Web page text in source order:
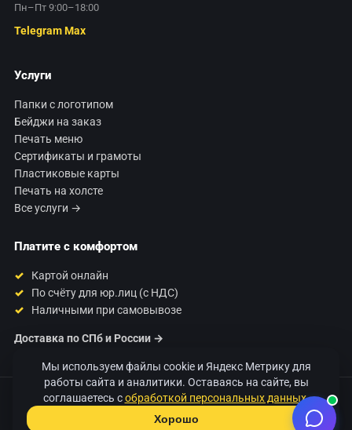
Пн–Пт 9:00–18:00
TelegramMax
Услуги
Папки с логотипом
Бейджи на заказ
Печать меню
Сертификаты и грамоты
Пластиковые карты
Печать на холсте
Все услуги →
Платите с комфортом
Картой онлайн
По счёту для юр.лиц (с НДС)
Наличными при самовывозе
Доставка по СПб и России →
© 2026 Типография «120 Грамм». Печать полиграфии в Санкт-
Петербурге.
Мы используем файлы cookie и Яндекс Метрику для
работы сайта и аналитики. Оставаясь на сайте, вы
соглашаетесь собработкой персональных данных.
Хорошо